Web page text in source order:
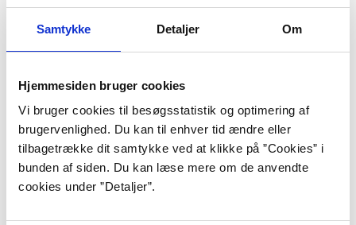
Samtykke Detaljer Om
Hjemmesiden bruger cookies
Vi bruger cookies til besøgsstatistik og optimering af
brugervenlighed. Du kan til enhver tid ændre eller
tilbagetrække dit samtykke ved at klikke på ”Cookies” i
bunden af siden. Du kan læse mere om de anvendte
cookies under ”Detaljer”.
modernisme og fransk surrealisme skabte den
skødesløse, selvsikre og smukke poesi, der indledte
Erich Maria Remarque
Den tyskfødte Erich Maria Remarque var kun 18 år og